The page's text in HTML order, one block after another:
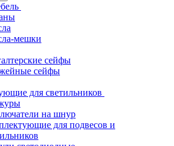
мешки
сейфы
сейфы
для светильников
на шнур
для подвесов и